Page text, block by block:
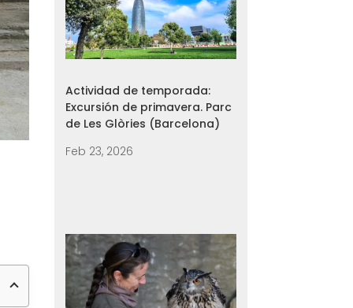
Actividad de temporada:
Excursión de primavera. Parc
de Les Glòries (Barcelona)
Feb 23, 2026